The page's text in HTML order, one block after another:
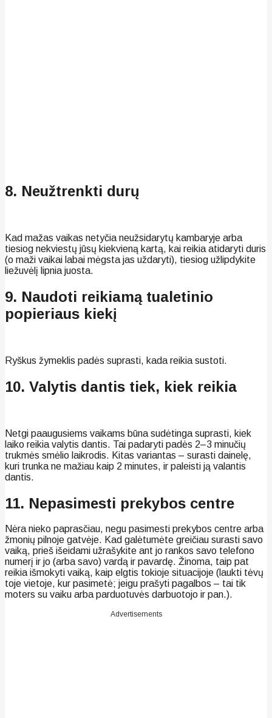
8. Neužtrenkti durų
Kad mažas vaikas netyčia neužsidarytų kambaryje arba
tiesiog nekviestų jūsų kiekvieną kartą, kai reikia atidaryti duris
(o maži vaikai labai mėgsta jas uždaryti), tiesiog užlipdykite
liežuvėlį lipnia juosta.
9. Naudoti reikiamą tualetinio
popieriaus kiekį
Ryškus žymeklis padės suprasti, kada reikia sustoti.
10. Valytis dantis tiek, kiek reikia
Netgi paaugusiems vaikams būna sudėtinga suprasti, kiek
laiko reikia valytis dantis. Tai padaryti padės 2–3 minučių
trukmės smėlio laikrodis. Kitas variantas – surasti dainelę,
kuri trunka ne mažiau kaip 2 minutes, ir paleisti ją valantis
dantis.
11. Nepasimesti prekybos centre
Nėra nieko paprasčiau, negu pasimesti prekybos centre arba
žmonių pilnoje gatvėje. Kad galėtumėte greičiau surasti savo
vaiką, prieš išeidami užrašykite ant jo rankos savo telefono
numerį ir jo (arba savo) vardą ir pavardę. Žinoma, taip pat
reikia išmokyti vaiką, kaip elgtis tokioje situacijoje (laukti tėvų
toje vietoje, kur pasimetė; jeigu prašyti pagalbos – tai tik
moters su vaiku arba parduotuvės darbuotojo ir pan.).
Advertisements